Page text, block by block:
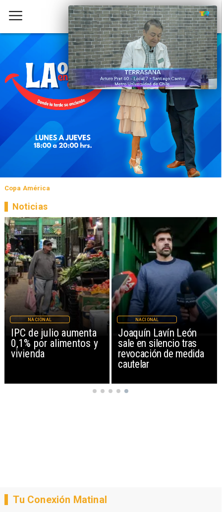
Copa América
IPC de julio aumenta
0,1% por alimentos y
vivienda
NACIONAL
Joaquín Lavín León
sale en silencio tras
revocación de medida
cautelar
NACIONAL
Noticias
Tu Conexión Matinal